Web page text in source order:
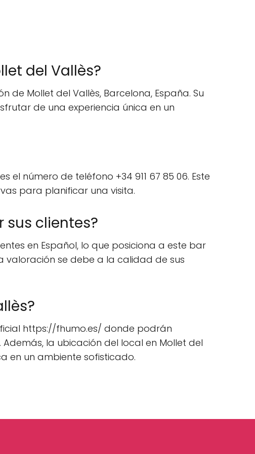
del Vallès?
de Mollet del Vallès, Barcelona, España. Su
de una experiencia única en un
número de teléfono +34 911 67 85 06. Este
para planificar una visita.
sus clientes?
en Español, lo que posiciona a este bar
valoración se debe a la calidad de sus
https://fhumo.es/ donde podrán
la ubicación del local en Mollet del
en un ambiente sofisticado.